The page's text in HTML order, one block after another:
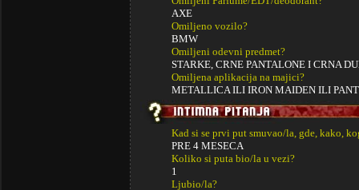
AXE
Omiljeno vozilo?
BMW
Omiljeni odevni predmet?
STARKE, CRNE PANTALONE I CRNA
Omiljena aplikacija na majici?
METALLICA ILI IRON MAIDEN ILI
Kad si se prvi put smuvao/la, gde, kako,
PRE 4 MESECA
Koliko si puta bio/la u vezi?
1
Ljubio/la?